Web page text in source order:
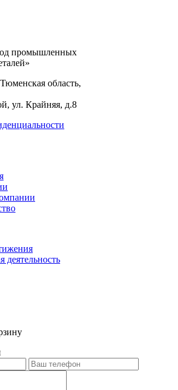
промышленных
область,
ул. Крайняя, д.8
деятельность